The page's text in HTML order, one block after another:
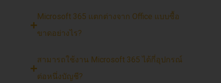
Microsoft 365 แตกต่างจาก Office แบบซื้อ
ขาดอย่างไร?
สามารถใช้งาน Microsoft 365 ได้กี่อุปกรณ์
ต่อหนึ่งบัญชี?